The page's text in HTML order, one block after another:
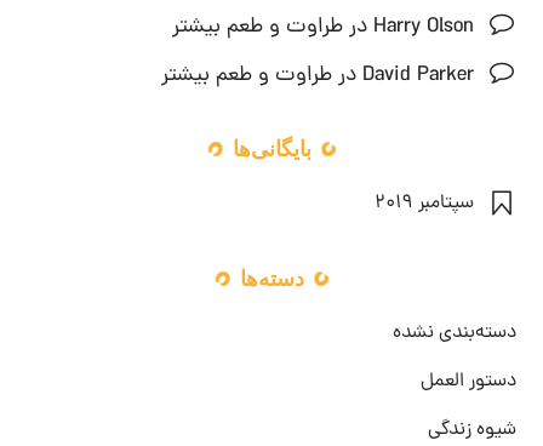
Harry Olson درطراوت و طعم بیشتر
David Parker درطراوت و طعم بیشتر
بایگانی‌ها
سپتامبر 2019
دسته‌ها
دسته‌بندی نشده
دستور العمل
شیوه زندگی